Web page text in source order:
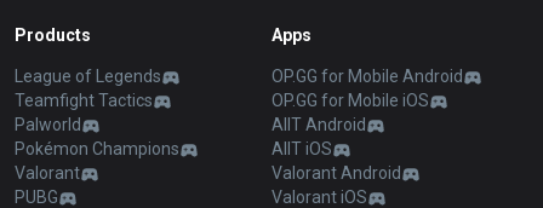
Products
League of Legends
Teamfight Tactics
Palworld
Pokémon Champions
Valorant
PUBG
Apps
OP.GG for Mobile Android
OP.GG for Mobile iOS
AllT Android
AllT iOS
Valorant Android
Valorant iOS